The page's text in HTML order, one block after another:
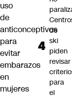
uso
de
anticonceptivos
para
evitar
embarazos
en
mujeres
de
ski
piden
revisar
para
el